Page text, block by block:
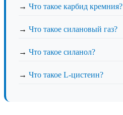
→ Что такое карбид кремния?
→ Что такое силановый газ?
→ Что такое силанол?
→ Что такое L-цистеин?